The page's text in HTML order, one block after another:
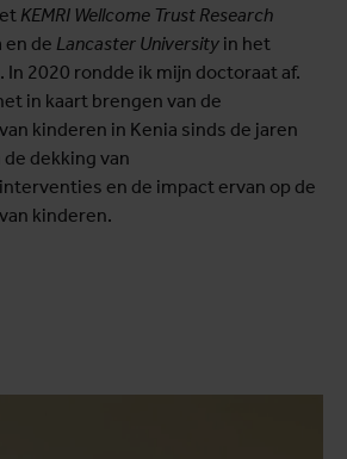
KEMRI Wellcome Trust Research
en de Lancaster University in het
2020 rondde ik mijn doctoraat af.
in kaart brengen van de
kinderen in Kenia sinds de jaren
dekking van
en de impact ervan op de
kinderen.